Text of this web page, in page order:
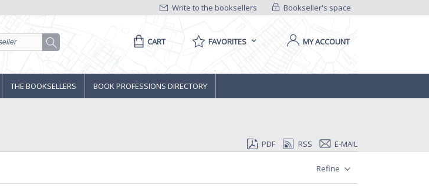
Bookseller's space
Write to the booksellers
CART FAVORITES MY ACCOUNT
THE BOOKSELLERS BOOK PROFESSIONS DIRECTORY
PDF RSS E-MAIL
Refine